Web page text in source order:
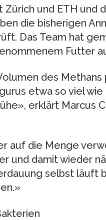
und ETH und
die bisherigen
Das Team hat
Futter
des
etwa so viel
erklärt Marcus
auf die Menge
und damit wieder
selbst läuft